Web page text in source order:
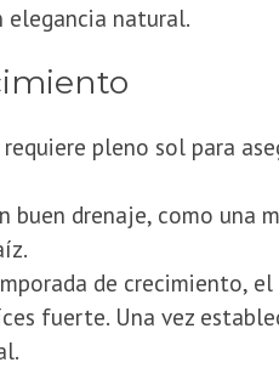
elegancia natural.
requiere pleno sol para
buen drenaje, como una
de crecimiento,
fuerte. Una vez